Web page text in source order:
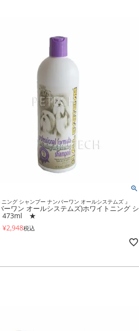
ニング シャンプー ナンバーワン オールシステムズ 』
ーワン オールシステムズ)ホワイトニング シ
473ml ★
¥2,948税込